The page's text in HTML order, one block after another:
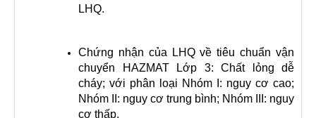
LHQ.
Chứng nhận của LHQ về tiêu chuẩn vận
chuyển HAZMAT Lớp 3: Chất lỏng dễ
cháy; với phân loại Nhóm I: nguy cơ cao;
Nhóm II: nguy cơ trung bình; Nhóm III: nguy
cơ thấp.